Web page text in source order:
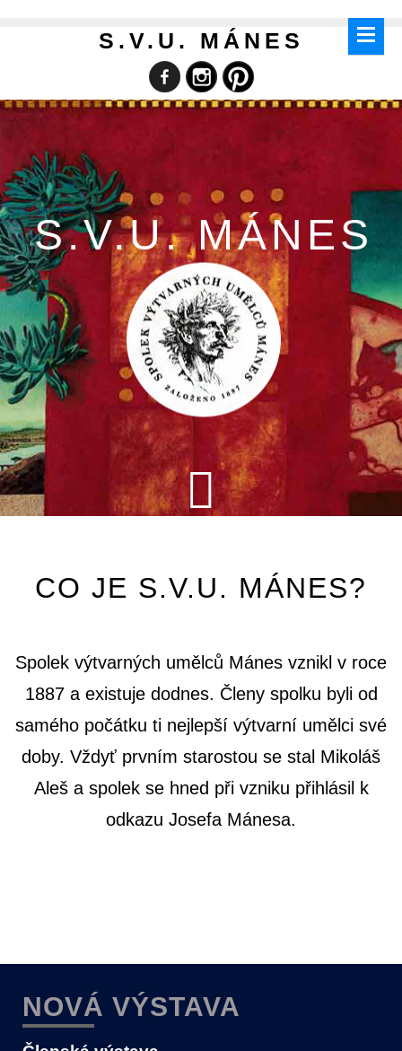
S.V.U. MÁNES
S.V.U. MÁNES
CO JE S.V.U. MÁNES?
Spolek výtvarných umělců Mánes vznikl v roce
1887 a existuje dodnes. Členy spolku byli od
samého počátku ti nejlepší výtvarní umělci své
doby. Vždyť prvním starostou se stal Mikoláš
Aleš a spolek se hned při vzniku přihlásil k
odkazu Josefa Mánesa.
NOVÁ VÝSTAVA